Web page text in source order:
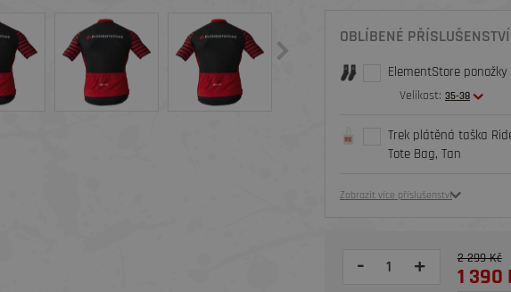
OBLÍBENÉ PŘÍSLUŠENSTVÍ
ElementStore
Velikost: 35-38
Trek plátěná taška
Tote Bag, Tan
Zobrazit více příslušenství
- + 2 299 Kč
1 390